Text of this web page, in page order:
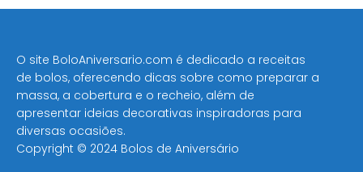
O site BoloAniversario.com é dedicado a receitas
de bolos, oferecendo dicas sobre como preparar a
massa, a cobertura e o recheio, além de
apresentar ideias decorativas inspiradoras para
diversas ocasiões​.
Copyright © 2024 Bolos de Aniversário